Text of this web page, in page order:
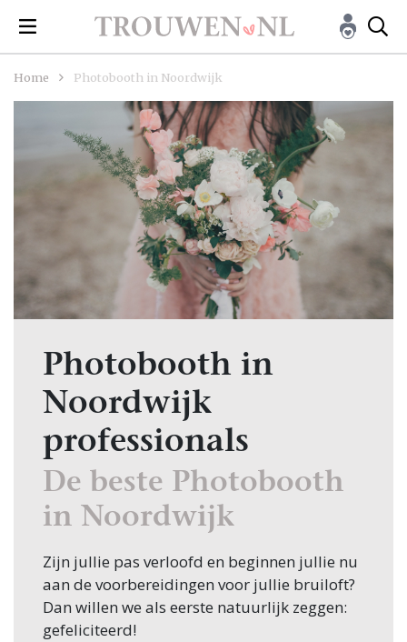
Home Photobooth in Noordwijk
Photobooth in
Noordwijk
professionals
De beste Photobooth
in Noordwijk
Zijn jullie pas verloofd en beginnen jullie nu
aan de voorbereidingen voor jullie bruiloft?
Dan willen we als eerste natuurlijk zeggen:
gefeliciteerd!